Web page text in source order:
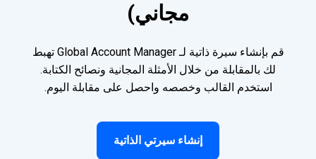
مجاني)
قم بإنشاء سيرة ذاتية لـ Global Account Manager تهبط
لك بالمقابلة من خلال الأمثلة المجانية ونصائح الكتابة.
استخدم القالب وخصصه واحصل على مقابلة اليوم.
إنشاء سيرتي الذاتية